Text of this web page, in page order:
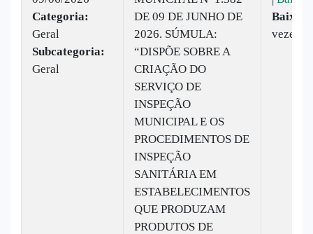
Categoria:
Geral
Subcategoria:
Geral
DE 09 DE JUNHO DE
2026. SÚMULA:
“DISPÕE SOBRE A
CRIAÇÃO DO
SERVIÇO DE
INSPEÇÃO
MUNICIPAL E OS
PROCEDIMENTOS DE
INSPEÇÃO
SANITÁRIA EM
ESTABELECIMENTOS
QUE PRODUZAM
PRODUTOS DE
vezes